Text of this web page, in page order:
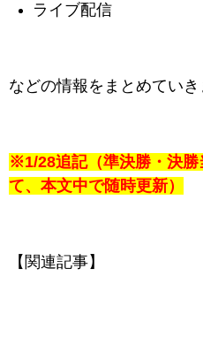
ライブ配信
などの情報をまとめていき
※1/28追記（準決勝・決勝
て、本文中で随時更新）
【関連記事】